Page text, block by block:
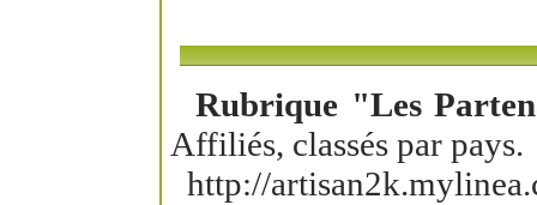
Rubrique "Les
Affiliés, classés par pays.
http://